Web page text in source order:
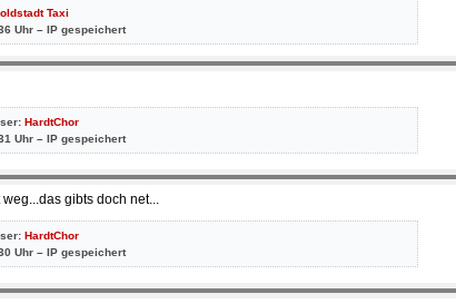
Taxi
Uhr – IP gespeichert
HardtChor
Uhr – IP gespeichert
gibts doch net...
HardtChor
Uhr – IP gespeichert